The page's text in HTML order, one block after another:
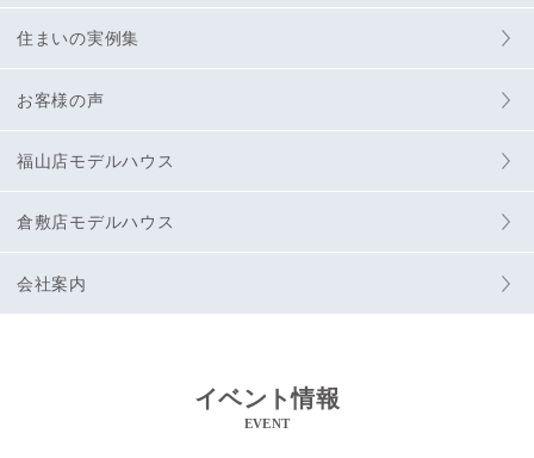
住まいの実例集
お客様の声
福山店モデルハウス
倉敷店モデルハウス
会社案内
イベント情報
EVENT